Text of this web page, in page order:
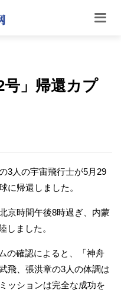
号」帰還カプ
3人の宇宙飛行士が5月29
に帰還しました。
京時間午後8時過ぎ、内蒙
しました。
の確認によると、「神舟
飛、張洪章の3人の体調は
ッションは完全な成功を